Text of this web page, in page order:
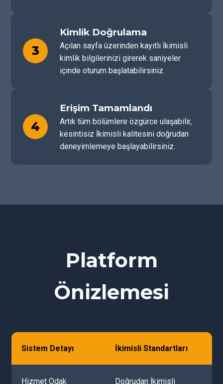
3
Kimlik Doğrulama
Açılan sayfa üzerinden kayıtlı İkimisli
kimlik bilgilerinizi girerek saniyeler
içinde oturum başlatabilirsiniz.
4
Erişim Tamamlandı
Artık tüm bölümlere özgürce ulaşabilir,
kesintisiz İkimisli kalitesini doğrudan
deneyimlemeye başlayabilirsiniz.
Platform
Önizlemesi
Sistem Detayı İkimisli Standartları
Hizmet Odak
Doğrudan İkimisli